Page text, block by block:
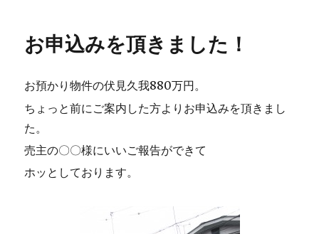
お申込みを頂きました！
お預かり物件の伏見久我880万円。
ちょっと前にご案内した方よりお申込みを頂きまし
た。
売主の〇〇様にいいご報告ができて
ホッとしております。